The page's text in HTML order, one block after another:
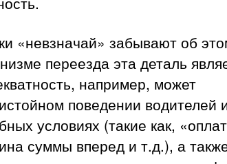
«невзначай» забывают об
переезда эта деталь
например, может
поведении водителей
условиях (такие как,
суммы вперед и т.д.), а